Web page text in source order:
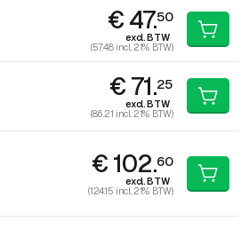
€ 47.50
excl. BTW
(57.48 incl. 21% BTW)
€ 71.25
excl. BTW
(86.21 incl. 21% BTW)
€ 102.60
excl. BTW
(124.15 incl. 21% BTW)